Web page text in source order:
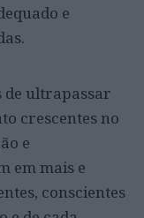
e
de ultrapassar
crescentes no
e
em mais e
conscientes